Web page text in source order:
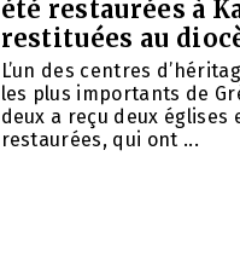
été restaurées à
restituées au
L’un des centres
les plus importants de
deux a reçu deux églises
restaurées, qui ont ...